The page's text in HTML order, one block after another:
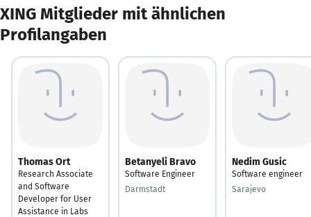
XING Mitglieder mit ähnlichen
Profilangaben
Thomas Ort
Research Associate
and Software
Developer for User
Assistance in Labs
Betanyeli Bravo
Software Engineer
Darmstadt
Nedim Gusic
Software engineer
Sarajevo